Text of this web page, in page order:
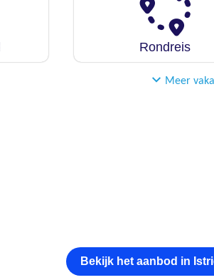
Rondreis
Meer
Bekijk het aanbod in